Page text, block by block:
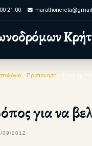
21:00
Προπόνηση
για να
09/2012